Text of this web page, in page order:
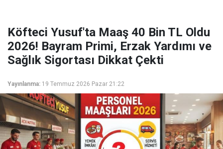
Köfteci Yusuf'ta Maaş 40 Bin TL Oldu
2026! Bayram Primi, Erzak Yardımı ve
Sağlık Sigortası Dikkat Çekti
Yayınlanma: 19 Temmuz 2026 Pazar 21:22